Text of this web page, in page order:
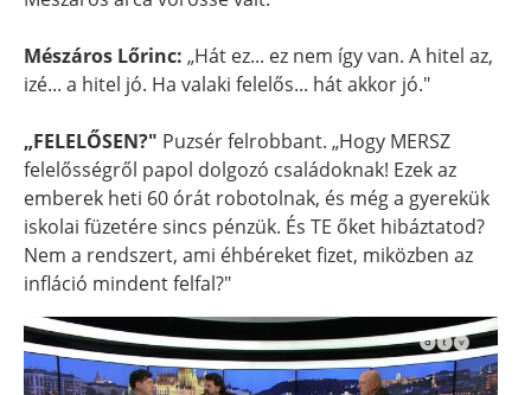
Mészáros Lőrinc: „Hát ez... ez nem így van. A hitel az,
izé... a hitel jó. Ha valaki felelős... hát akkor jó."
„FELELŐSEN?" Puzsér felrobbant. „Hogy MERSZ
felelősségről papol dolgozó családoknak! Ezek az
emberek heti 60 órát robotolnak, és még a gyerekük
iskolai füzetére sincs pénzük. És TE őket hibáztatod?
Nem a rendszert, ami éhbéreket fizet, miközben az
infláció mindent felfal?"